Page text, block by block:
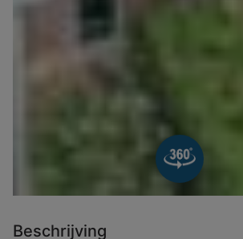
Beschrijving